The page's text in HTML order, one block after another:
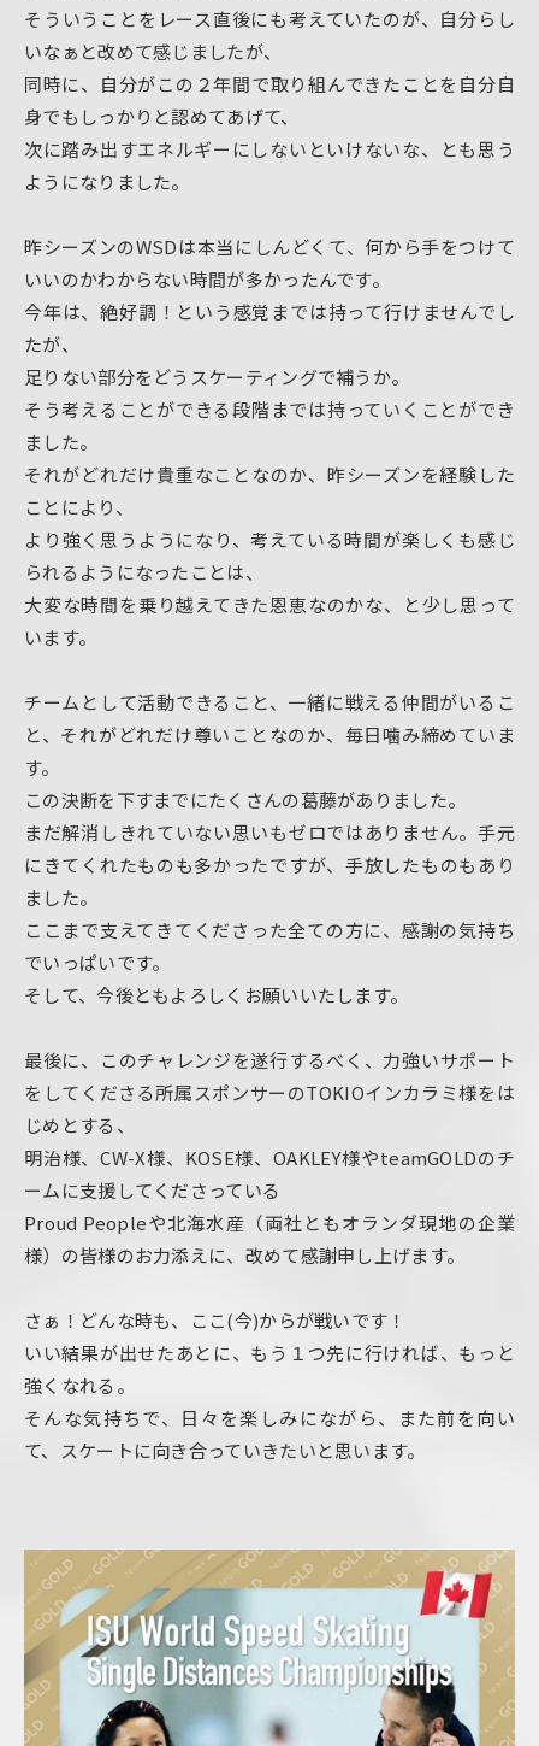
そういうことをレース直後にも考えていたのが、自分らし
いなぁと改めて感じましたが、
同時に、自分がこの２年間で取り組んできたことを自分自
身でもしっかりと認めてあげて、
次に踏み出すエネルギーにしないといけないな、とも思う
ようになりました。
昨シーズンのWSDは本当にしんどくて、何から手をつけて
いいのかわからない時間が多かったんです。
今年は、絶好調！という感覚までは持って行けませんでし
たが、
足りない部分をどうスケーティングで補うか。
そう考えることができる段階までは持っていくことができ
ました。
それがどれだけ貴重なことなのか、昨シーズンを経験した
ことにより、
より強く思うようになり、考えている時間が楽しくも感じ
られるようになったことは、
大変な時間を乗り越えてきた恩恵なのかな、と少し思って
います。
チームとして活動できること、一緒に戦える仲間がいるこ
と、それがどれだけ尊いことなのか、毎日噛み締めていま
す。
この決断を下すまでにたくさんの葛藤がありました。
まだ解消しきれていない思いもゼロではありません。手元
にきてくれたものも多かったですが、手放したものもあり
ました。
ここまで支えてきてくださった全ての方に、感謝の気持ち
でいっぱいです。
そして、今後ともよろしくお願いいたします。
最後に、このチャレンジを遂行するべく、力強いサポート
をしてくださる所属スポンサーのTOKIOインカラミ様をは
じめとする、
明治様、CW-X様、KOSE様、OAKLEY様やteamGOLDのチ
ームに支援してくださっている
Proud Peopleや北海水産（両社ともオランダ現地の企業
様） の皆様のお力添えに、 改めて感謝申し上げます。
さぁ！どんな時も、ここ(今)からが戦いです！
いい結果が出せたあとに、もう１つ先に行ければ、もっと
強くなれる。
そんな気持ちで、日々を楽しみにながら、また前を向い
て、スケートに向き合っていきたいと思います。